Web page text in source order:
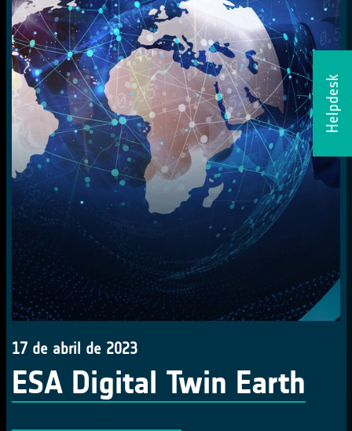
Helpdesk
17 de abril de 2023
ESA Digital Twin Earth